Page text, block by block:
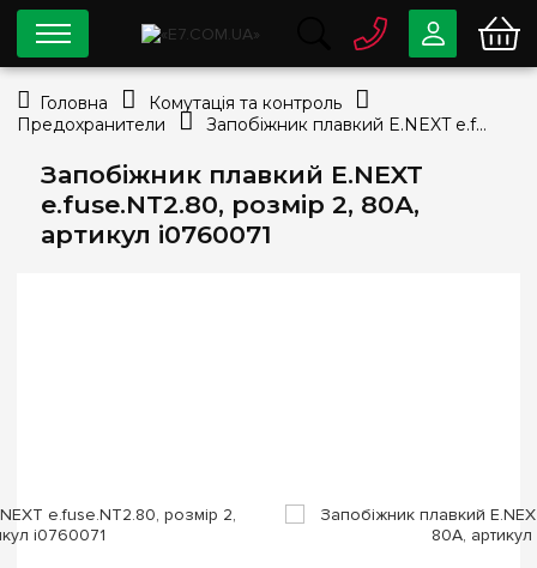
Запобіжник плавкий E.NEXT
e.fuse.NT2.80, розмір 2, 80А,
артикул i0760071
0 80033-63-07
info@e7.com.ua
044334-79-78
Viber Telegram
Головна
Комутація та контроль
Предохранители
Запобіжник плавкий E.NEXT e.fuse.NT2.80, розмір 2, 80А, артикул i0760071